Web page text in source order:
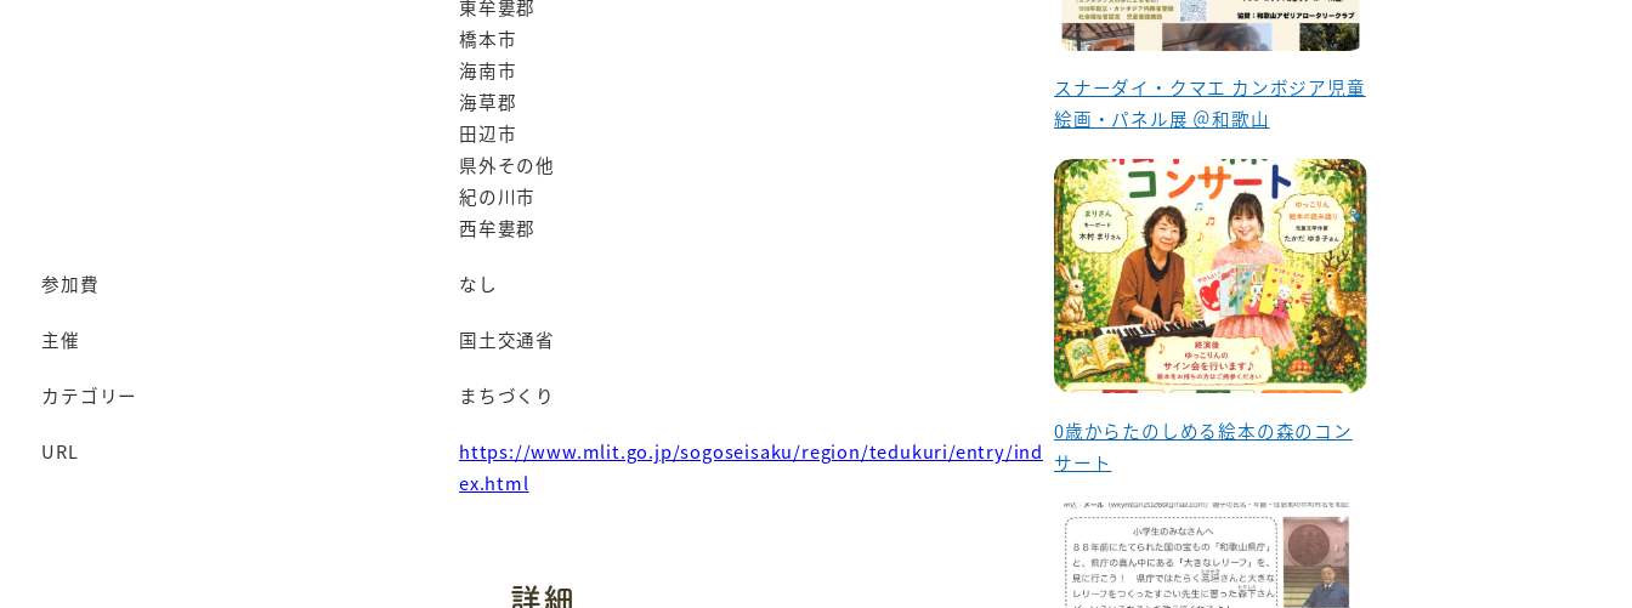
東牟婁郡
橋本市
海南市
海草郡
田辺市
県外その他
紀の川市
西牟婁郡
参加費 なし
主催 国土交通省
カテゴリー まちづくり
URL
https://www.mlit.go.jp/sogoseisaku/region/tedukuri/entry/ind
ex.html
詳細
スナーダイ・クマエ カンボジア児童
絵画・パネル展 ＠和歌山
0歳からたのしめる絵本の森のコン
サート